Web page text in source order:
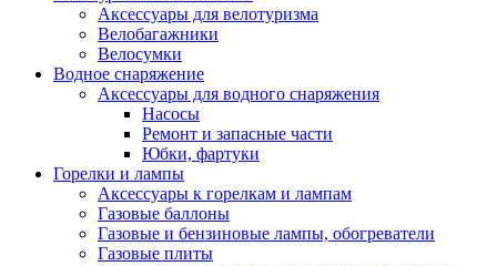
Аксессуары для велотуризма
Велобагажники
Велосумки
Водное снаряжение
Аксессуары для водного снаряжения
Насосы
Ремонт и запасные части
Юбки, фартуки
Горелки и лампы
Аксессуары к горелкам и лампам
Газовые баллоны
Газовые и бензиновые лампы, обогреватели
Газовые плиты